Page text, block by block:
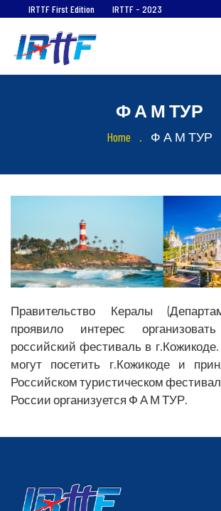
IRTTF First Edition IRTTF - 2023
ТУРИЗМ
В
ТУРИЗМ
КЕРАЛОЙ
И
ИНДИЙСКО-
РОССИЙСКОГО
Ф А М ТУР
Home Ф А М ТУР
Правительство Кералы
проявило интерес
российский фестиваль в г.Кожикоде.
могут посетить г.Кожикоде и
Российском туристическом
России организуется Ф А М ТУР.